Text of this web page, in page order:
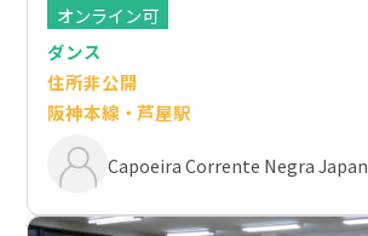
オンライン可
ダンス
住所非公開
阪神本線・芦屋駅
Capoeira Corrente Negra Japan